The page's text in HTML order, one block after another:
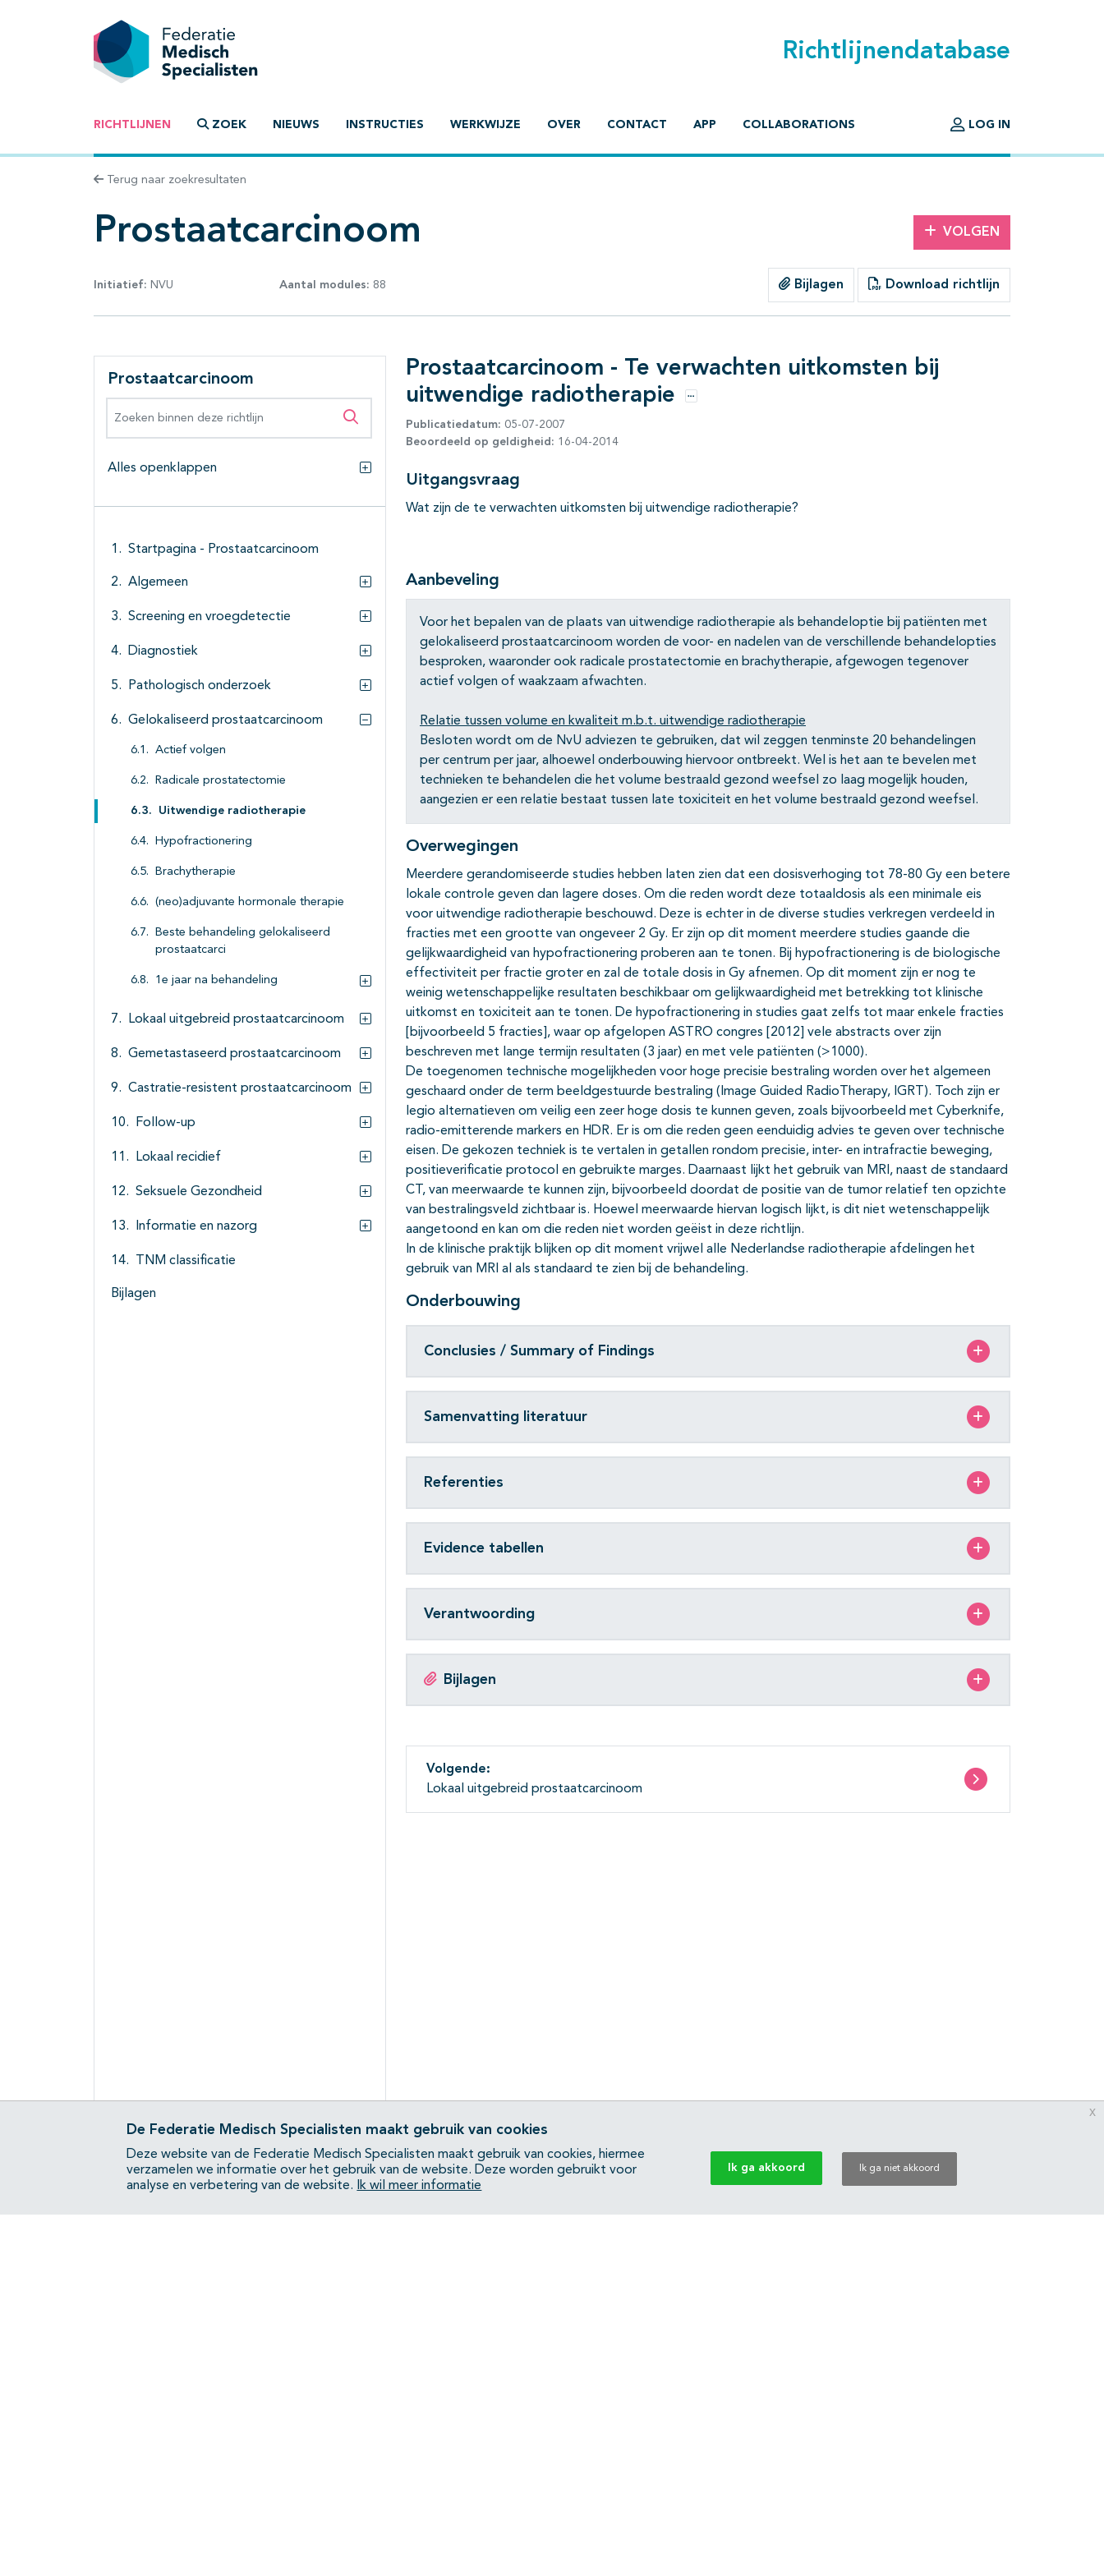
Richtlijnendatabase
RICHTLIJNEN ZOEK NIEUWS INSTRUCTIES WERKWIJZE OVER CONTACT APP COLLABORATIONS LOG IN
Terug naar zoekresultaten
Prostaatcarcinoom VOLGEN
Initiatief: NVU Aantal modules: 88 Bijlagen Download richtlijn
Prostaatcarcinoom
Zoeken binnen deze richtlijn
Alles openklappen
Alles openklappen
Startpagina - Prostaatcarcinoom
Algemeen
Subpagina's open- en dichtklappen
Screening en vroegdetectie
Subpagina's open- en dichtklappen
Diagnostiek
Subpagina's open- en dichtklappen
Pathologisch onderzoek
Gelokaliseerd prostaatcarcinoom
Subpagina's open- en dichtklappen
Actief volgen
Radicale prostatectomie
Uitwendige radiotherapie
Hypofractionering
Brachytherapie
(neo)adjuvante hormonale therapie
Beste behandeling gelokaliseerd
prostaatcarci
1e jaar na behandeling
Subpagina's open- en dichtklappen
Lokaal uitgebreid prostaatcarcinoom
Subpagina's open- en dichtklappen
Gemetastaseerd prostaatcarcinoom
Subpagina's open- en dichtklappen
Castratie-resistent prostaatcarcinoom
Subpagina's open- en dichtklappen
Follow-up
Subpagina's open- en dichtklappen
Lokaal recidief
Subpagina's open- en dichtklappen
Seksuele Gezondheid
Subpagina's open- en dichtklappen
Informatie en nazorg
Subpagina's open- en dichtklappen
TNM classificatie
Bijlagen
Prostaatcarcinoom - Te verwachten uitkomsten bij
uitwendige radiotherapie
Opties
Publicatiedatum: 05-07-2007
Beoordeeld op geldigheid: 16-04-2014
Uitgangsvraag
Wat zijn de te verwachten uitkomsten bij uitwendige radiotherapie?
Aanbeveling
Voor het bepalen van de plaats van uitwendige radiotherapie als behandeloptie bij patiënten met
gelokaliseerd prostaatcarcinoom worden de voor- en nadelen van de verschillende behandelopties
besproken, waaronder ook radicale prostatectomie en brachytherapie, afgewogen tegenover
actief volgen of waakzaam afwachten.
Relatie tussen volume en kwaliteit m.b.t. uitwendige radiotherapie
Besloten wordt om de NvU adviezen te gebruiken, dat wil zeggen tenminste 20 behandelingen
per centrum per jaar, alhoewel onderbouwing hiervoor ontbreekt. Wel is het aan te bevelen met
technieken te behandelen die het volume bestraald gezond weefsel zo laag mogelijk houden,
aangezien er een relatie bestaat tussen late toxiciteit en het volume bestraald gezond weefsel.
Overwegingen
Meerdere gerandomiseerde studies hebben laten zien dat een dosisverhoging tot 78-80 Gy een betere
lokale controle geven dan lagere doses. Om die reden wordt deze totaaldosis als een minimale eis
voor uitwendige radiotherapie beschouwd. Deze is echter in de diverse studies verkregen verdeeld in
fracties met een grootte van ongeveer 2 Gy. Er zijn op dit moment meerdere studies gaande die
gelijkwaardigheid van hypofractionering proberen aan te tonen. Bij hypofractionering is de biologische
effectiviteit per fractie groter en zal de totale dosis in Gy afnemen. Op dit moment zijn er nog te
weinig wetenschappelijke resultaten beschikbaar om gelijkwaardigheid met betrekking tot klinische
uitkomst en toxiciteit aan te tonen. De hypofractionering in studies gaat zelfs tot maar enkele fracties
[bijvoorbeeld 5 fracties], waar op afgelopen ASTRO congres [2012] vele abstracts over zijn
beschreven met lange termijn resultaten (3 jaar) en met vele patiënten (>1000).
De toegenomen technische mogelijkheden voor hoge precisie bestraling worden over het algemeen
geschaard onder de term beeldgestuurde bestraling (Image Guided RadioTherapy, IGRT). Toch zijn er
legio alternatieven om veilig een zeer hoge dosis te kunnen geven, zoals bijvoorbeeld met Cyberknife,
radio-emitterende markers en HDR. Er is om die reden geen eenduidig advies te geven over technische
eisen. De gekozen techniek is te vertalen in getallen rondom precisie, inter- en intrafractie beweging,
positieverificatie protocol en gebruikte marges. Daarnaast lijkt het gebruik van MRI, naast de standaard
CT, van meerwaarde te kunnen zijn, bijvoorbeeld doordat de positie van de tumor relatief ten opzichte
van bestralingsveld zichtbaar is. Hoewel meerwaarde hiervan logisch lijkt, is dit niet wetenschappelijk
aangetoond en kan om die reden niet worden geëist in deze richtlijn.
In de klinische praktijk blijken op dit moment vrijwel alle Nederlandse radiotherapie afdelingen het
gebruik van MRI al als standaard te zien bij de behandeling.
Onderbouwing
Conclusies / Summary of Findings
Samenvatting literatuur
Referenties
Evidence tabellen
Verantwoording
Bijlagen
Volgende:
Lokaal uitgebreid prostaatcarcinoom
De Federatie Medisch Specialisten maakt gebruik van cookies
Deze website van de Federatie Medisch Specialisten maakt gebruik van cookies, hiermee
verzamelen we informatie over het gebruik van de website. Deze worden gebruikt voor
analyse en verbetering van de website.
Ik wil meer informatie
Ik ga akkoord Ik ga niet akkoord
x